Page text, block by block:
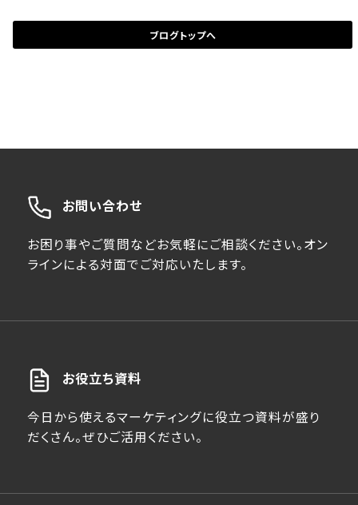
ブログトップへ
お問い合わせ
お困り事やご質問などお気軽にご相談ください。オン
ラインによる対面でご対応いたします。
お役立ち資料
今日から使えるマーケティングに役立つ資料が盛り
だくさん。ぜひご活用ください。